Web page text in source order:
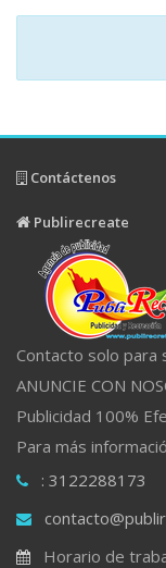
Contáctenos
Publirecreate
Contacto solo para
ANUNCIE CON
Publicidad 100%
Para más
: 3122288173
Horario de